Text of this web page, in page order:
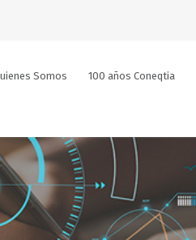
Somos 100 años Coneqtia